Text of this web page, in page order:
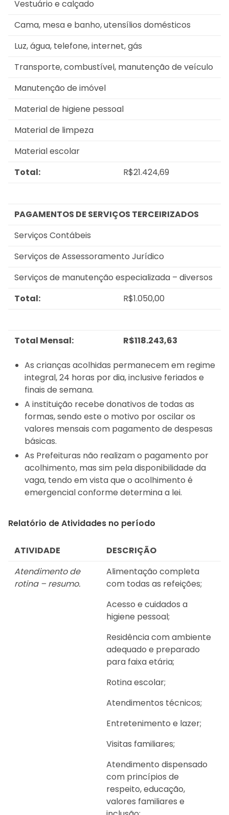
Vestuário e calçado
Cama, mesa e banho, utensílios domésticos
Luz, água, telefone, internet, gás
Transporte, combustível, manutenção de veículo
Manutenção de imóvel
Material de higiene pessoal
Material de limpeza
Material escolar
Total:
R$21.424,69
PAGAMENTOS DE SERVIÇOS TERCEIRIZADOS
Serviços Contábeis
Serviços de Assessoramento Jurídico
Serviços de manutenção especializada – diversos
Total:
R$1.050,00
Total Mensal: R$118.243,63
As crianças acolhidas permanecem em regime
integral, 24 horas por dia, inclusive feriados e
finais de semana.
A instituição recebe donativos de todas as
formas, sendo este o motivo por oscilar os
valores mensais com pagamento de despesas
básicas.
As Prefeituras não realizam o pagamento por
acolhimento, mas sim pela disponibilidade da
vaga, tendo em vista que o acolhimento é
emergencial conforme determina a lei.
Relatório de Atividades no período
ATIVIDADE
DESCRIÇÃO
Atendimento de
rotina – resumo.
Alimentação completa
com todas as refeições;
Acesso e cuidados a
higiene pessoal;
Residência com ambiente
adequado e preparado
para faixa etária;
Rotina escolar;
Atendimentos técnicos;
Entretenimento e lazer;
Visitas familiares;
Atendimento dispensado
com princípios de
respeito, educação,
valores familiares e